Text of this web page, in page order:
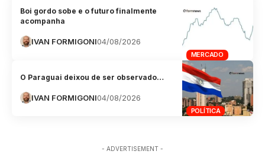
MERCADO
Boi gordo sobe e o futuro finalmente
acompanha
IVAN FORMIGONI04/08/2026
POLÍTICA
O Paraguai deixou de ser observado…
IVAN FORMIGONI04/08/2026
- ADVERTISEMENT -